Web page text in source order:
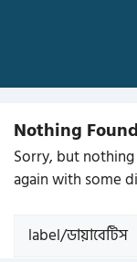
Nothing Found
Sorry, but
again with some
Search
for: